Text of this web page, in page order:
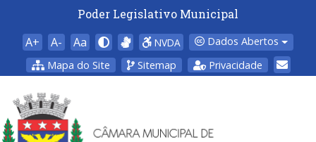
Poder Legislativo Municipal
A+ A- Aa NVDA
Dados Abertos
Mapa do Site
Sitemap Privacidade